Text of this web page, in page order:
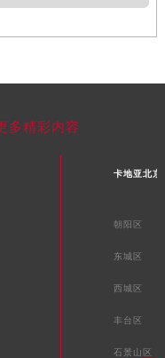
多精彩内容
卡地亚北京
朝阳区
东城区
西城区
丰台区
石景山区